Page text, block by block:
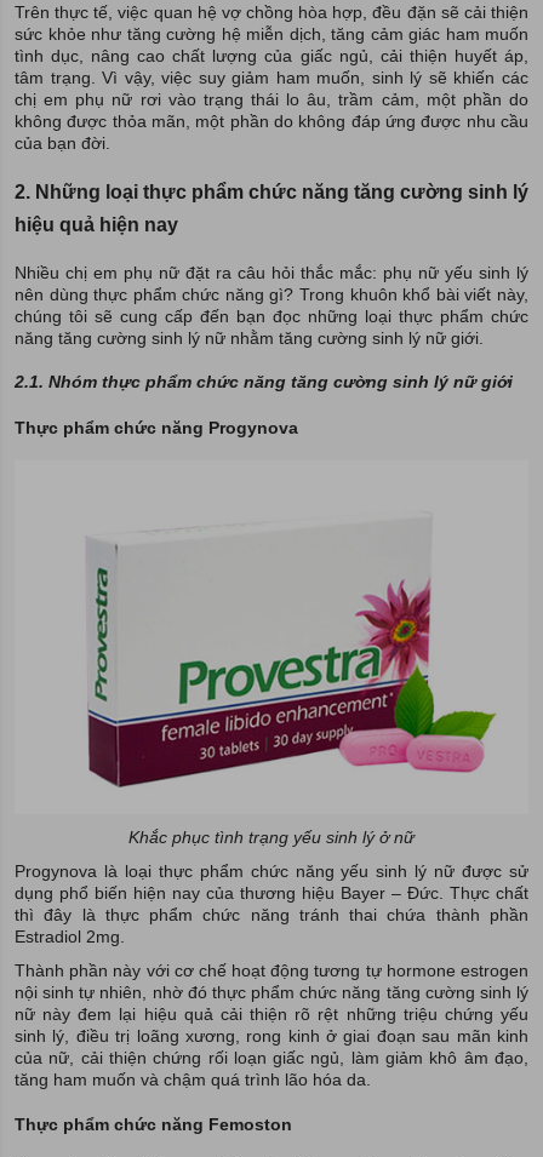
Trên thực tế, việc quan hệ vợ chồng hòa hợp, đều đặn sẽ cải thiện
sức khỏe như tăng cường hệ miễn dịch, tăng cảm giác ham muốn
tình dục, nâng cao chất lượng của giấc ngủ, cải thiện huyết áp,
tâm trạng. Vì vậy, việc suy giảm ham muốn, sinh lý sẽ khiến các
chị em phụ nữ rơi vào trạng thái lo âu, trầm cảm, một phần do
không được thỏa mãn, một phần do không đáp ứng được nhu cầu
của bạn đời.
2. Những loại thực phẩm chức năng tăng cường sinh lý
hiệu quả hiện nay
Nhiều chị em phụ nữ đặt ra câu hỏi thắc mắc: phụ nữ yếu sinh lý
nên dùng thực phẩm chức năng gì? Trong khuôn khổ bài viết này,
chúng tôi sẽ cung cấp đến bạn đọc những loại thực phẩm chức
năng tăng cường sinh lý nữ nhằm tăng cường sinh lý nữ giới.
2.1. Nhóm thực phẩm chức năng tăng cường sinh lý nữ giới
Thực phẩm chức năng Progynova
Khắc phục tình trạng yếu sinh lý ở nữ
Progynova là loại thực phẩm chức năng yếu sinh lý nữ được sử
dụng phổ biến hiện nay của thương hiệu Bayer – Đức. Thực chất
thì đây là thực phẩm chức năng tránh thai chứa thành phần
Estradiol 2mg.
Thành phần này với cơ chế hoạt động tương tự hormone estrogen
nội sinh tự nhiên, nhờ đó thực phẩm chức năng tăng cường sinh lý
nữ này đem lại hiệu quả cải thiện rõ rệt những triệu chứng yếu
sinh lý, điều trị loãng xương, rong kinh ở giai đoạn sau mãn kinh
của nữ, cải thiện chứng rối loạn giấc ngủ, làm giảm khô âm đạo,
tăng ham muốn và chậm quá trình lão hóa da.
Thực phẩm chức năng Femoston